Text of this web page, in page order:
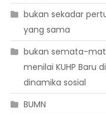
bukan sekadar
yang sama
bukan semata-
menilai KUHP Baru
dinamika sosial
BUMN